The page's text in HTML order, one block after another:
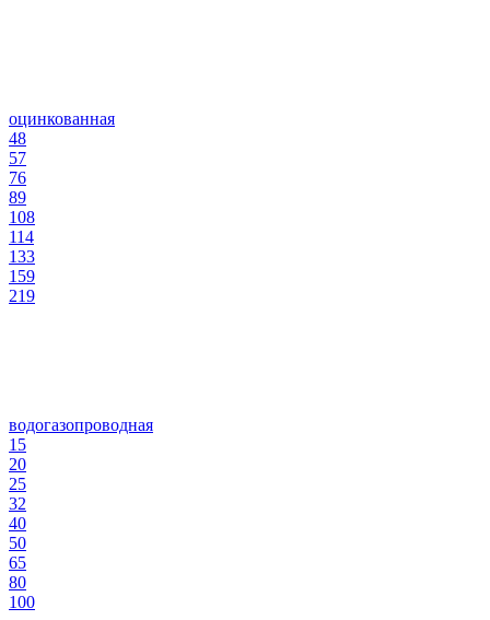
оцинкованная
48
57
76
89
108
114
133
159
219
водогазопроводная
15
20
25
32
40
50
65
80
100